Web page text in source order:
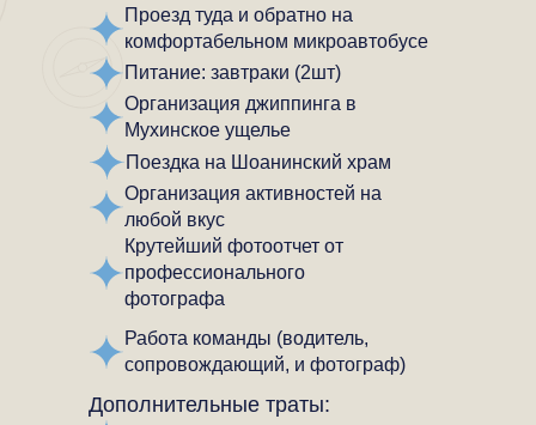
Проезд туда и обратно на
комфортабельном микроавтобусе
Питание: завтраки (2шт)
Организация джиппинга в
Мухинское ущелье
Поездка на Шоанинский храм
Организация активностей на
любой вкус
Крутейший фотоотчет от
профессионального
фотографа
Работа команды (водитель,
сопровождающий, и фотограф)
Дополнительные траты: